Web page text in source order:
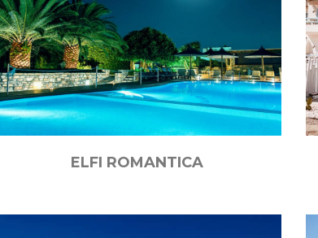
ELFI ROMANTICA